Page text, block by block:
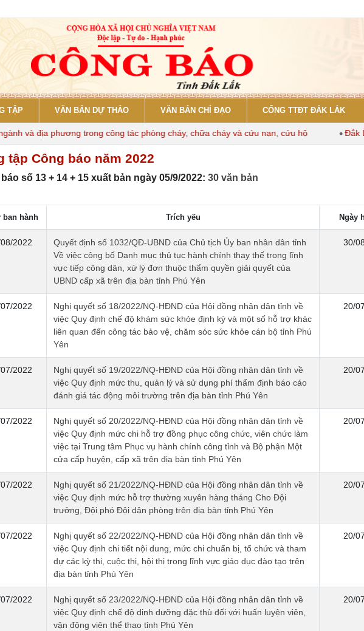
TẬP VĂN BẢN DỰ THẢO VĂN BẢN CHỈ ĐẠO CỔNG TTĐT ĐẮK LẮK
và địa phương trong công tác phòng cháy, chữa cháy và cứu nạn, cứu hộ Đắk Lắk
tập Công báo năm 2022
số 13 + 14 + 15 xuất bản ngày 05/9/2022: 30 văn bản
ban hành Trích yếu Ngày
2022
Quyết định số 1032/QĐ-UBND của Chủ tịch Ủy ban nhân dân tỉnh
Về việc công bố Danh mục thủ tục hành chính thay thế trong lĩnh
vực tiếp công dân, xử lý đơn thuộc thẩm quyền giải quyết của
UBND cấp xã trên địa bàn tỉnh Phú Yên
30/
2022
Nghị quyết số 18/2022/NQ-HĐND của Hội đồng nhân dân tỉnh về
việc Quy định chế độ khám sức khỏe định kỳ và một số hỗ trợ khác
liên quan đến công tác bảo vệ, chăm sóc sức khỏe cán bộ tỉnh Phú
Yên
20/
2022
Nghị quyết số 19/2022/NQ-HĐND của Hội đồng nhân dân tỉnh về
việc Quy định mức thu, quản lý và sử dụng phí thẩm định báo cáo
đánh giá tác động môi trường trên địa bàn tỉnh Phú Yên
20/
2022
Nghị quyết số 20/2022/NQ-HĐND của Hội đồng nhân dân tỉnh về
việc Quy định mức chi hỗ trợ đồng phục công chức, viên chức làm
việc tại Trung tâm Phục vụ hành chính công tỉnh và Bộ phận Một
cửa cấp huyện, cấp xã trên địa bàn tỉnh Phú Yên
20/
2022
Nghị quyết số 21/2022/NQ-HĐND của Hội đồng nhân dân tỉnh về
việc Quy định mức hỗ trợ thường xuyên hàng tháng Cho Đội
trưởng, Đội phó Đội dân phòng trên địa bàn tỉnh Phú Yên
20/
2022
Nghị quyết số 22/2022/NQ-HĐND của Hội đồng nhân dân tỉnh về
việc Quy định chi tiết nội dung, mức chi chuẩn bị, tổ chức và tham
dự các kỳ thi, cuộc thi, hội thi trong lĩnh vực giáo dục đào tạo trên
địa bàn tỉnh Phú Yên
20/
2022
Nghị quyết số 23/2022/NQ-HĐND của Hội đồng nhân dân tỉnh về
việc Quy định chế độ dinh dưỡng đặc thù đối với huấn luyện viên,
vận động viên thể thao tỉnh Phú Yên
20/